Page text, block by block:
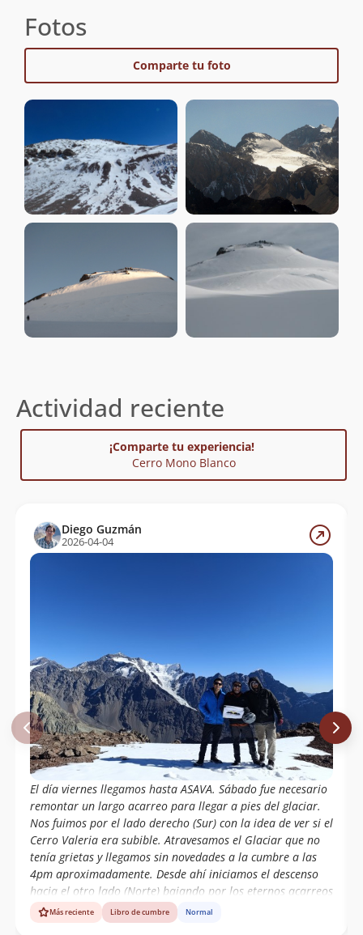
Fotos
Comparte tu foto
Actividad reciente
¡Comparte tu experiencia!
Cerro Mono Blanco
Diego Guzmán
2026-04-04
El día viernes llegamos hasta ASAVA. Sábado fue necesario
remontar un largo acarreo para llegar a pies del glaciar.
Nos fuimos por el lado derecho (Sur) con la idea de ver si el
Cerro Valeria era subible. Atravesamos el Glaciar que no
tenía grietas y llegamos sin novedades a la cumbre a las
4pm aproximadamente. Desde ahí iniciamos el descenso
hacia el otro lado (Norte) bajando por los eternos acarreos
de la ruta del Mono Negro, para llegar al final del día a
dormir al Campamento Veguitas a 3.000 msnm.
Más reciente Libro de cumbre Normal